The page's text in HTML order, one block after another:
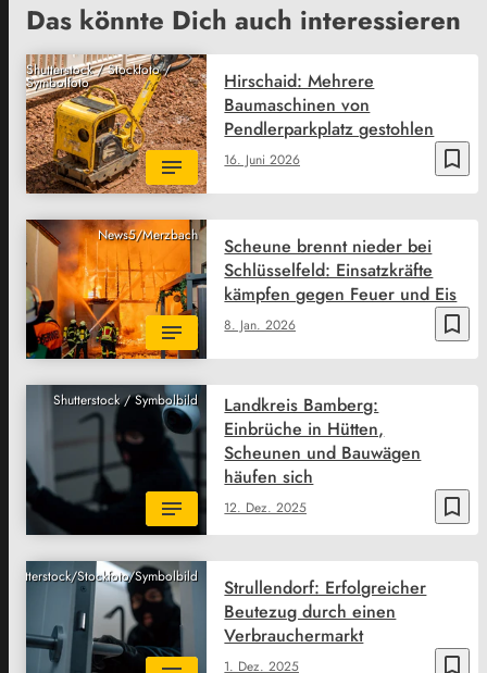
Das könnte Dich auch interessieren
Shutterstock / Stockfoto /
Symbolfoto
bookmark_border
16. Juni 2026
Hirschaid: Mehrere
Baumaschinen von
Pendlerparkplatz gestohlen
News5/Merzbach
bookmark_border
8. Jan. 2026
Scheune brennt nieder bei
Schlüsselfeld: Einsatzkräfte
kämpfen gegen Feuer und Eis
Shutterstock / Symbolbild
bookmark_border
12. Dez. 2025
Landkreis Bamberg:
Einbrüche in Hütten,
Scheunen und Bauwägen
häufen sich
Shutterstock/Stockfoto/Symbolbild
bookmark_border
1. Dez. 2025
Strullendorf: Erfolgreicher
Beutezug durch einen
Verbrauchermarkt